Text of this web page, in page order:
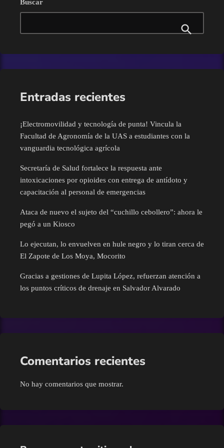
Nacional
Salud
Sin categoría
Sinaloa
Tecnología
Turismo
UAS
encuentros les permite escuchar inquietudes y a la vez poder
Buscar
Entradas recientes
¡Electromovilidad y tecnología de punta! Vincula la
Facultad de Agronomía de la UAS a estudiantes con la
vanguardia tecnológica agrícola
Secretaría de Salud fortalece la respuesta ante
intoxicaciones por opioides con entrega de antídoto y
capacitación al personal de emergencias
Ataca de nuevo el sujeto del “cuchillo cebollero”: ahora le
pegó a un Kiosco
Lo ejecutan, lo envuelven en hule negro y lo tiran cerca de
El Zapote de Los Moya, Mocorito
Gracias a gestiones de Lupita López, refuerzan atención a
los puntos críticos de drenaje en Salvador Alvarado
Comentarios recientes
No hay comentarios que mostrar.